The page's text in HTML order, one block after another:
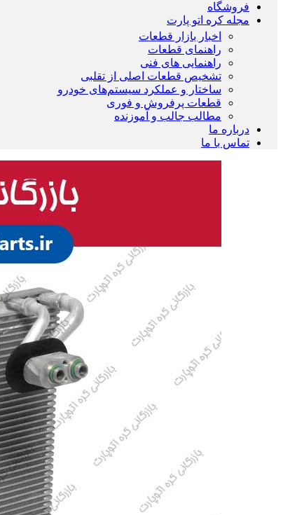
فروشگاه
مجله کره اتو پارت
اخبار بازار قطعات
راهنمای قطعات
راهنمایی های فنی
تشخیص قطعات اصلی از تقلبی
ساختار و عملکرد سیستم‌های خودرو
قطعات پرفروش و فوری
مطالب جالب و آموزنده
درباره ما
تماس با ما